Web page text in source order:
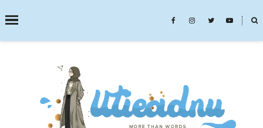
˟
SEARCH THIS BLOG